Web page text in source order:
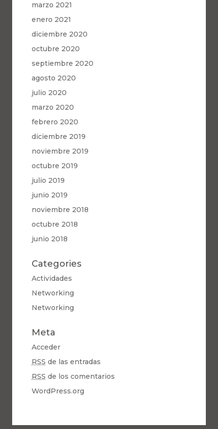
marzo 2021
enero 2021
diciembre 2020
octubre 2020
septiembre 2020
agosto 2020
julio 2020
marzo 2020
febrero 2020
diciembre 2019
noviembre 2019
octubre 2019
julio 2019
junio 2019
noviembre 2018
octubre 2018
junio 2018
Categories
Actividades
Networking
Networking
Meta
Acceder
RSS de las entradas
RSS de los comentarios
WordPress.org